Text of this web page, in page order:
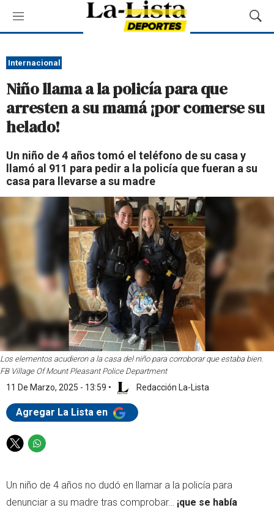
M
e
ú
M
o
B
u
e
a
Internacional
Niño llama a la policía para que
arresten a su mamá ¡por comerse su
helado!
Un niño de 4 años tomó el teléfono de su casa y
llamó al 911 para pedir a la policía que fueran a su
casa para llevarse a su madre
Los elementos acudieron a la casa del niño para corroborar que estaba bien.
FB Village Of Mount Pleasant Police Department
11 De Marzo, 2025 - 13:59 • Redacción La-Lista
Agregar La Lista en
T
t
t
W
t
s
Un niño de 4 años no dudó en llamar a la policía para
denunciar a su madre tras comprobar… ¡que se había